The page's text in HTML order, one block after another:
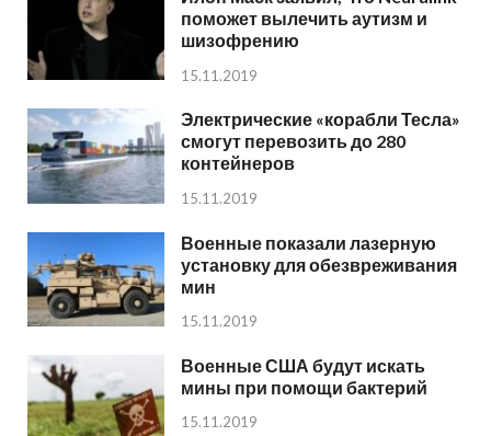
поможет вылечить аутизм и
шизофрению
15.11.2019
Электрические «корабли Тесла»
смогут перевозить до 280
контейнеров
15.11.2019
Военные показали лазерную
установку для обезвреживания
мин
15.11.2019
Военные США будут искать
мины при помощи бактерий
15.11.2019